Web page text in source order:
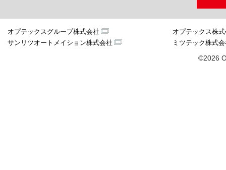
オプテックスグループ株式会社
オプテックス株
サンリツオートメイション株式会社
ミツテック株式
©2026